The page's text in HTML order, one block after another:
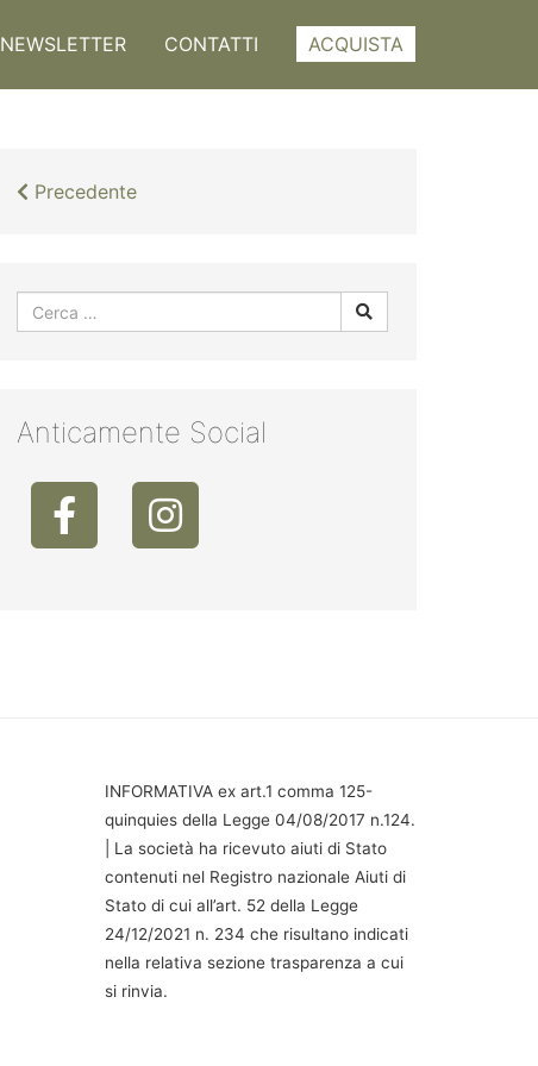
NEWSLETTER CONTATTI ACQUISTA
Precedente
Anticamente Social
INFORMATIVA ex art.1 comma 125-
quinquies della Legge 04/08/2017 n.124.
| La società ha ricevuto aiuti di Stato
contenuti nel Registro nazionale Aiuti di
Stato di cui all’art. 52 della Legge
24/12/2021 n. 234 che risultano indicati
nella relativa sezione trasparenza a cui
si rinvia.